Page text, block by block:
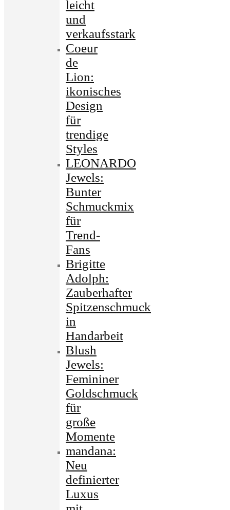
leicht
und
verkaufsstark
Coeur
de
Lion:
ikonisches
Design
für
trendige
Styles
LEONARDO
Jewels:
Bunter
Schmuckmix
für
Trend-
Fans
Brigitte
Adolph:
Zauberhafter
Spitzenschmuck
in
Handarbeit
Blush
Jewels:
Femininer
Goldschmuck
für
große
Momente
mandana:
Neu
definierter
Luxus